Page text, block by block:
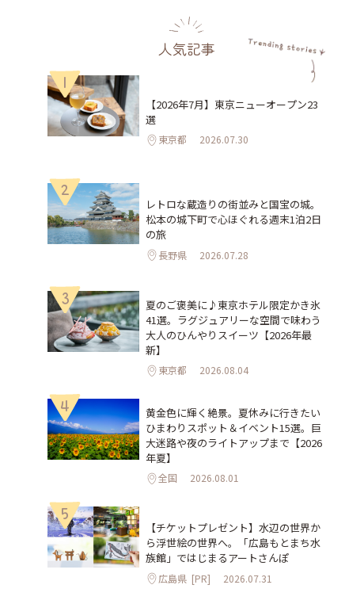
人気記事
1
【2026年7月】東京ニューオープン23
選
東京都 2026.07.30
2
レトロな蔵造りの街並みと国宝の城。
松本の城下町で心ほぐれる週末1泊2日
の旅
長野県 2026.07.28
3
夏のご褒美に♪東京ホテル限定かき氷
41選。ラグジュアリーな空間で味わう
大人のひんやりスイーツ【2026年最
新】
東京都 2026.08.04
4
黄金色に輝く絶景。夏休みに行きたい
ひまわりスポット＆イベント15選。巨
大迷路や夜のライトアップまで【2026
年夏】
全国 2026.08.01
5
【チケットプレゼント】水辺の世界か
ら浮世絵の世界へ。「広島もとまち水
族館」ではじまるアートさんぽ
広島県 [PR] 2026.07.31